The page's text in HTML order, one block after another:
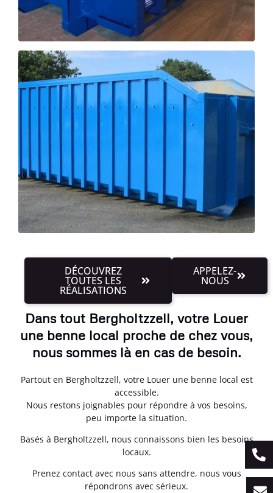
DÉCOUVREZ
TOUTES LES
RÉALISATIONS
APPELEZ-
NOUS
Dans tout Bergholtzzell, votre Louer
une benne local proche de chez vous,
nous sommes là en cas de besoin.
Partout en Bergholtzzell, votre Louer une benne local est
accessible.
Nous restons joignables pour répondre à vos besoins,
peu importe la situation.
Basés à Bergholtzzell, nous connaissons bien les besoins
locaux.
Prenez contact avec nous sans attendre, nous vous
répondrons avec sérieux.